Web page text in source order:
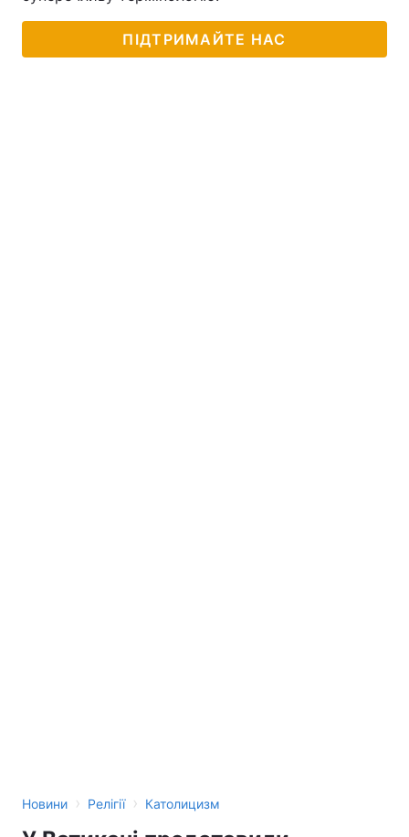
ПІДТРИМАЙТЕ НАС
Новини › Релігії › Католицизм